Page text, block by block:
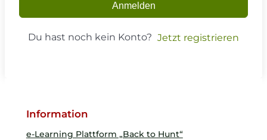
Anmelden
Du hast noch kein Konto? Jetzt registrieren
Information
e-Learning Plattform „Back to Hunt“